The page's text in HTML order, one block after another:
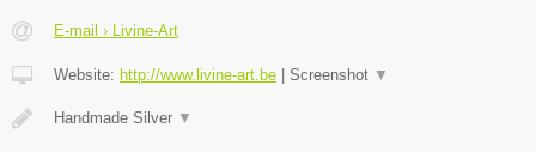
E-mail › Livine-Art
Website: http://www.livine-art.be Screenshot ▼
Handmade Silver ▼